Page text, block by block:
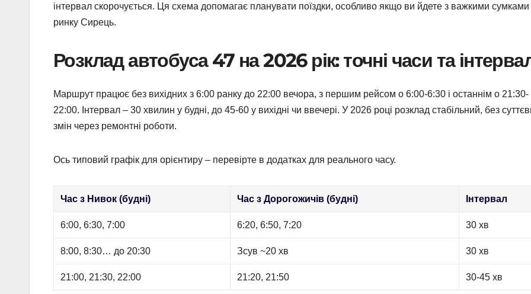
інтервал скорочується. Ця схема допомагає планувати поїздки, особливо якщо ви йдете з важкими сумками
ринку Сирець.
Розклад автобуса 47 на 2026 рік: точні часи та
Маршрут працює без вихідних з 6:00 ранку до 22:00 вечора, з першим рейсом о 6:00-6:30 і останнім о 21:30-
22:00. Інтервал – 30 хвилин у будні, до 45-60 у вихідні чи ввечері. У 2026 році розклад стабільний, без
змін через ремонтні роботи.
Ось типовий графік для орієнтиру – перевірте в додатках для реального часу.
Час з Нивок (будні) Час з Дорогожичів (будні) Інтервал
6:00, 6:30, 7:00 6:20, 6:50, 7:20 30 хв
8:00, 8:30… до 20:30 Зсув ~20 хв 30 хв
21:00, 21:30, 22:00 21:20, 21:50 30-45 хв